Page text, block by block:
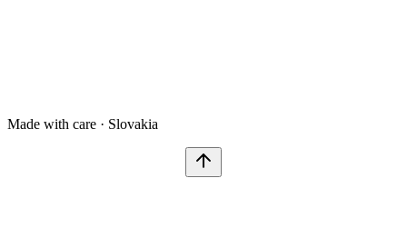
Made with care · Slovakia